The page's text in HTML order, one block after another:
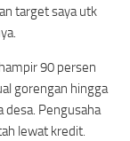
target saya utk
90 persen
gorengan hingga
desa. Pengusaha
lewat kredit.